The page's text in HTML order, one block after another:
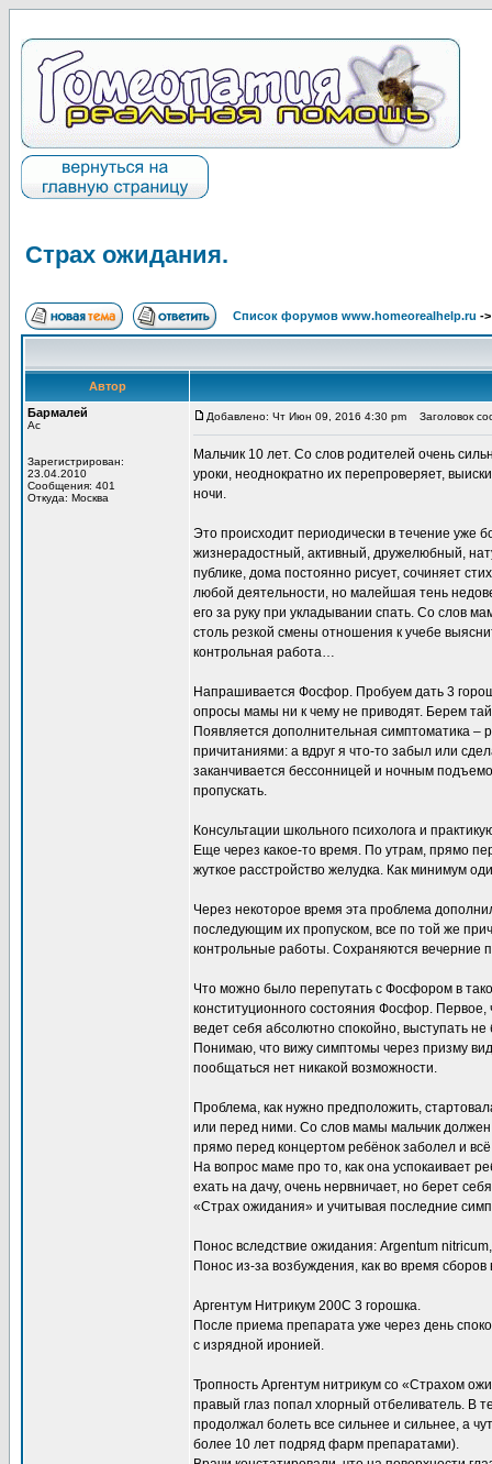
Страх ожидания.
Список форумов www.homeorealhelp.ru -
Автор
Бармалей
Ас
Зарегистрирован:
23.04.2010
Сообщения: 401
Откуда: Москва
Добавлено: Чт Июн 09, 2016 4:30 pm Заголовок
Мальчик 10 лет. Со слов родителей очень
уроки, неоднократно их перепроверяет,
ночи.
Это происходит периодически в течение уже
жизнерадостный, активный, дружелюбный,
публике, дома постоянно рисует, сочиняет
любой деятельности, но малейшая тень
его за руку при укладывании спать. Со слов
столь резкой смены отношения к учебе
контрольная работа…
Напрашивается Фосфор. Пробуем дать 3
опросы мамы ни к чему не приводят. Берем
Появляется дополнительная симптоматика
причитаниями: а вдруг я что-то забыл или
заканчивается бессонницей и ночным
пропускать.
Консультации школьного психолога и
Еще через какое-то время. По утрам, прямо
жуткое расстройство желудка. Как минимум
Через некоторое время эта проблема
последующим их пропуском, все по той же
контрольные работы. Сохраняются вечерние
Что можно было перепутать с Фосфором в
конституционного состояния Фосфор. Первое,
ведет себя абсолютно спокойно, выступать
Понимаю, что вижу симптомы через призму
пообщаться нет никакой возможности.
Проблема, как нужно предположить,
или перед ними. Со слов мамы мальчик
прямо перед концертом ребёнок заболел и
На вопрос маме про то, как она успокаивает
ехать на дачу, очень нервничает, но берет
«Страх ожидания» и учитывая последние
Понос вследствие ожидания: Argentum
Понос из-за возбуждения, как во время
Аргентум Нитрикум 200С 3 горошка.
После приема препарата уже через день
с изрядной иронией.
Тропность Аргентум нитрикум со «Страхом
правый глаз попал хлорный отбеливатель. В
продолжал болеть все сильнее и сильнее, а
более 10 лет подряд фарм препаратами).